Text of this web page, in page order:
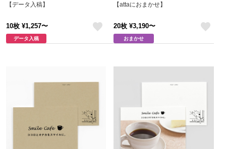
【データ入稿】
10枚 ¥1,257〜
データ入稿
【attaにおまかせ】
20枚 ¥3,190〜
おまかせ